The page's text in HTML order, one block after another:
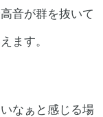
音が群を抜いて
ます。
なぁと感じる場